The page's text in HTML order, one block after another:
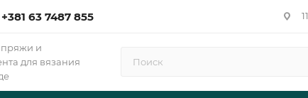
+381 63 7487 855
и
для вязания